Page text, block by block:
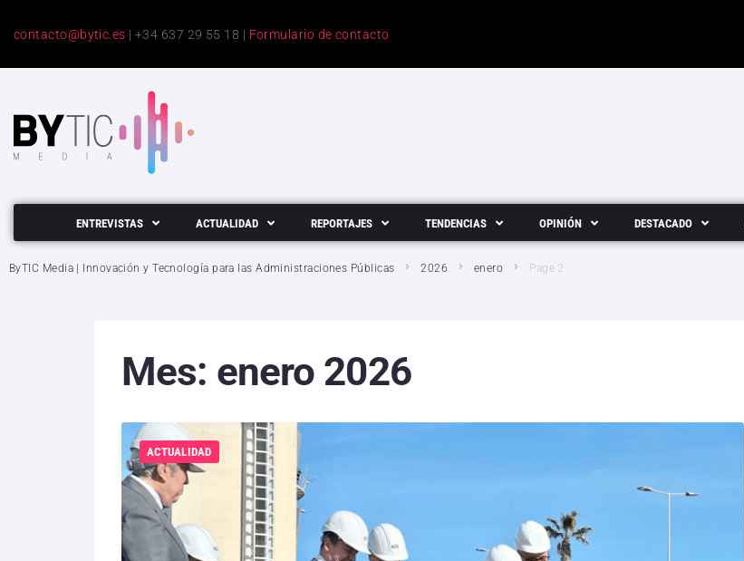
contacto@bytic.es | +34 637 29 55 18 | Formulario de contacto
ENTREVISTAS ACTUALIDAD REPORTAJES TENDENCIAS OPINIÓN DESTACADO
ByTIC Media | Innovación y Tecnología para las Administraciones Públicas 2026 enero Page 2
Mes: enero 2026
ACTUALIDAD